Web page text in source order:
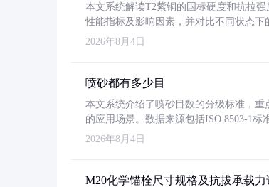
本文系统解读T2紫铜的国标硬度和抗拉
性能指标及影响因素，并对比不同状态下
2026年8月4日
喷砂都有多少目
本文系统介绍了喷砂目数的分级标准，重
的应用场景。数据来源包括ISO 8503-1标
2026年8月4日
M20化学锚栓尺寸规格及抗拔承载力